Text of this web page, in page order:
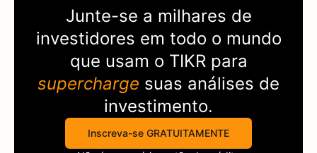
Junte-se a milhares de
investidores em todo o mundo
que usam o TIKRpara
supercharge suas análises de
investimento.
Inscreva-se GRATUITAMENTE